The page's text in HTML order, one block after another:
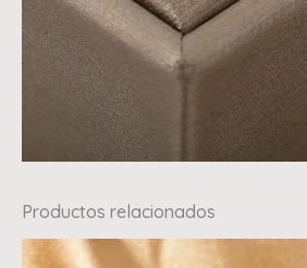
Productos relacionados